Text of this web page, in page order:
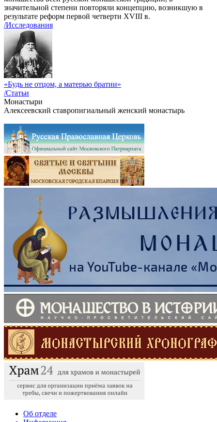
значительной степени повторяли концепцию, возникшую в
результате реформ первой четверти XVIII в.
/Исследования
«Будь не отцом, а матерью братии»
/Статьи
Монастыри
Алексеевский ставропигиальный женский монастырь
Об отделе